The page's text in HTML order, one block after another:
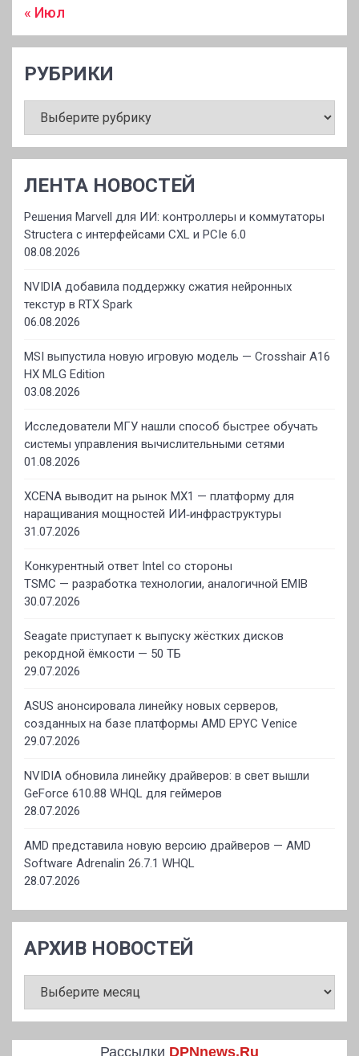
« Июл
РУБРИКИ
ЛЕНТА НОВОСТЕЙ
Решения Marvell для ИИ: контроллеры и коммутаторы
Structera с интерфейсами CXL и PCIe 6.0
08.08.2026
NVIDIA добавила поддержку сжатия нейронных
текстур в RTX Spark
06.08.2026
MSI выпустила новую игровую модель — Crosshair A16
HX MLG Edition
03.08.2026
Исследователи МГУ нашли способ быстрее обучать
системы управления вычислительными сетями
01.08.2026
XCENA выводит на рынок MX1 — платформу для
наращивания мощностей ИИ‑инфраструктуры
31.07.2026
Конкурентный ответ Intel со стороны
TSMC — разработка технологии, аналогичной EMIB
30.07.2026
Seagate приступает к выпуску жёстких дисков
рекордной ёмкости — 50 ТБ
29.07.2026
ASUS анонсировала линейку новых серверов,
созданных на базе платформы AMD EPYC Venice
29.07.2026
NVIDIA обновила линейку драйверов: в свет вышли
GeForce 610.88 WHQL для геймеров
28.07.2026
AMD представила новую версию драйверов — AMD
Software Adrenalin 26.7.1 WHQL
28.07.2026
АРХИВ НОВОСТЕЙ
НОВОСТЕЙ
Рассылки DPNnews.Ru